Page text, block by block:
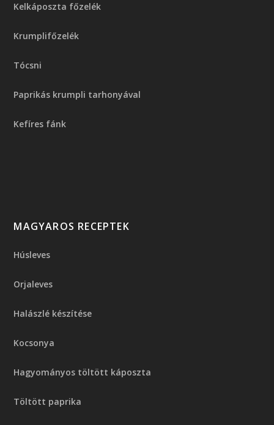
Kelkáposzta főzelék
Krumplifőzelék
Tócsni
Paprikás krumpli tarhonyával
Kefíres fánk
MAGYAROS RECEPTEK
Húsleves
Orjaleves
Halászlé készítése
Kocsonya
Hagyományos töltött káposzta
Töltött paprika